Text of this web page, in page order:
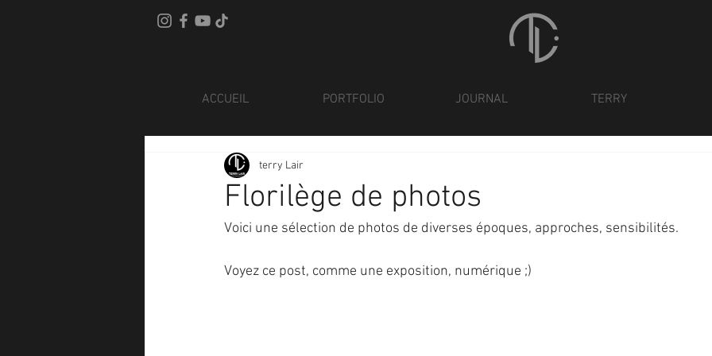
ACCUEIL PORTFOLIO JOURNAL TERRY
Florilège de photos
terry Lair
Voici une sélection de photos de diverses époques, approches, sensibilités.
Voyez ce post, comme une exposition, numérique ;)